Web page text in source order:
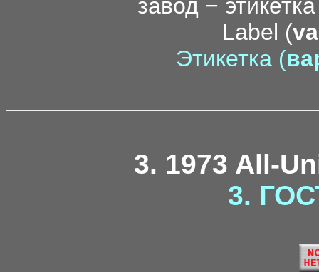
Label (
Этикетка (
3. 1973 All-
3.